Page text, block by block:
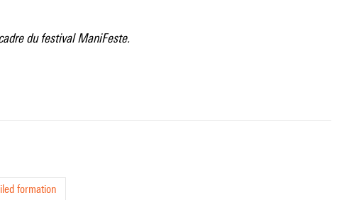
du festival ManiFeste.
formation